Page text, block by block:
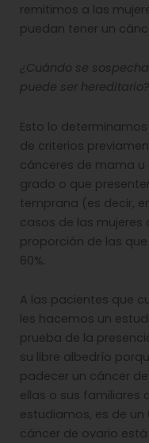
remitimos a las
puedan tener un
¿Cuándo se
puede ser hereditario?
Esto lo
de criterios
cánceres de mama u
grado o que
temprana (es decir,
casos de las mujeres
proporción de las
60%.
A las pacientes que
les hacemos un
prueba de la
su libre albedrío
padecer un cáncer
ellas o sus familiares
estudiamos, es de
cáncer de ovario